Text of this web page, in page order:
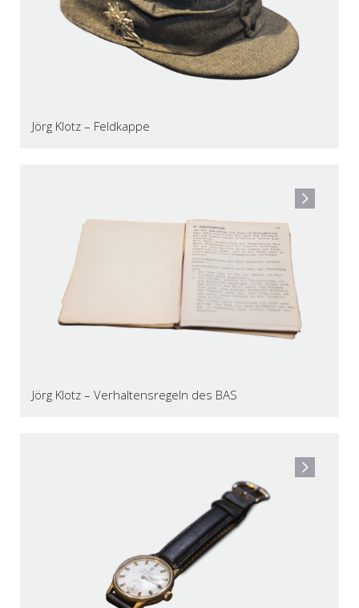
Jörg Klotz – Feldkappe
Jörg Klotz – Verhaltensregeln des BAS